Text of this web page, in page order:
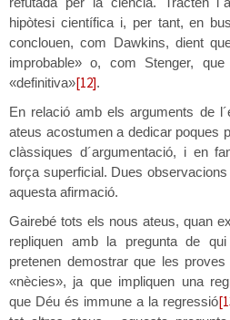
hipòtesi científica i, per tant, en
conclouen, com Dawkins, dient
improbable» o, com Stenger,
«definitiva»[12].
En relació amb els arguments de
ateus acostumen a dedicar poques
clàssiques d´argumentació, i en
força superficial. Dues
aquesta afirmació.
Gairebé tots els nous ateus, quan
repliquen amb la pregunta de
pretenen demostrar que les
«nècies», ja que impliquen una
que Déu és immune a la regressió